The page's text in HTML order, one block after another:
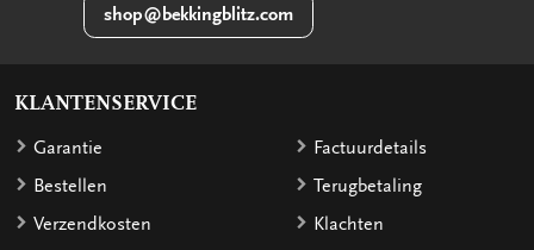
shop@bekkingblitz.com
KLANTENSERVICE
Garantie
Bestellen
Verzendkosten
Factuurdetails
Terugbetaling
Klachten